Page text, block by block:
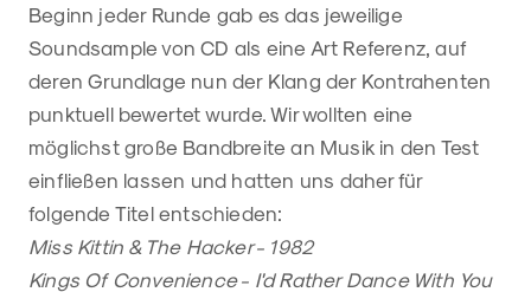
Beginn jeder Runde gab es das jeweilige
Soundsample von CD als eine Art Referenz, auf
deren Grundlage nun der Klang der Kontrahenten
punktuell bewertet wurde. Wir wollten eine
möglichst große Bandbreite an Musik in den Test
einfließen lassen und hatten uns daher für
folgende Titel entschieden:
Miss Kittin & The Hacker - 1982
Kings Of Convenience - I'd Rather Dance With You